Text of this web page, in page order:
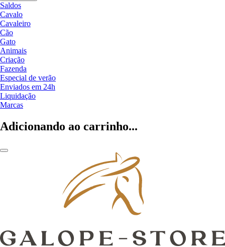
Saldos
Cavalo
Cavaleiro
Cão
Gato
Animais
Criação
Fazenda
Especial de verão
Enviados em 24h
Liquidação
Marcas
Adicionando ao carrinho...